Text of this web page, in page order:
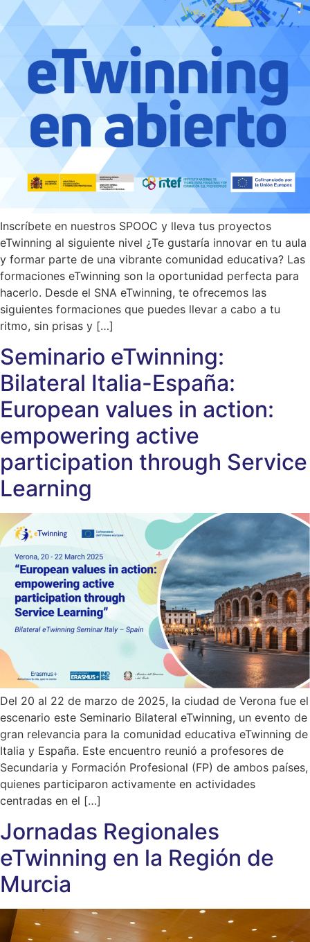
Inscríbete en nuestros SPOOC y lleva tus proyectos
eTwinning al siguiente nivel ¿Te gustaría innovar en tu aula
y formar parte de una vibrante comunidad educativa? Las
formaciones eTwinning son la oportunidad perfecta para
hacerlo. Desde el SNA eTwinning, te ofrecemos las
siguientes formaciones que puedes llevar a cabo a tu
ritmo, sin prisas y […]
Seminario eTwinning:
Bilateral Italia-España:
European values in action:
empowering active
participation through Service
Learning
Del 20 al 22 de marzo de 2025, la ciudad de Verona fue el
escenario este Seminario Bilateral eTwinning, un evento de
gran relevancia para la comunidad educativa eTwinning de
Italia y España. Este encuentro reunió a profesores de
Secundaria y Formación Profesional (FP) de ambos países,
quienes participaron activamente en actividades
centradas en el […]
Jornadas Regionales
eTwinning en la Región de
Murcia